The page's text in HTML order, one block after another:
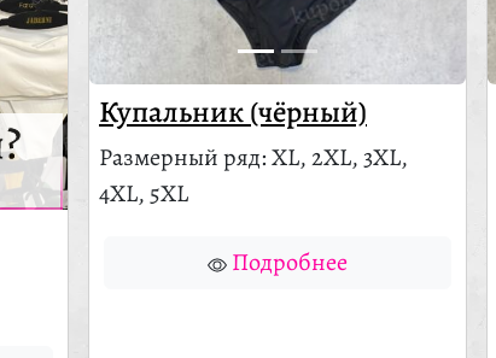
Купальник (чёрный)
Размерный ряд: XL, 2XL, 3XL,
4XL, 5XL
Подробнее